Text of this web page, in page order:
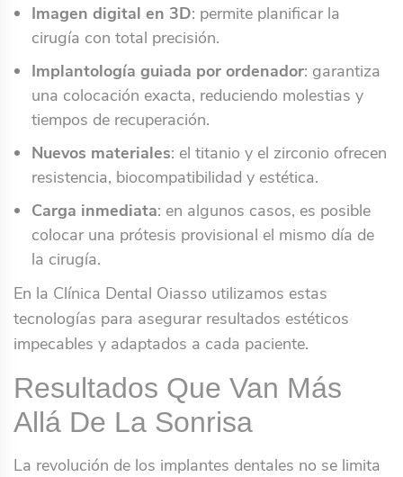
Imagen digital en 3D: permite planificar la
cirugía con total precisión.
Implantología guiada por ordenador: garantiza
una colocación exacta, reduciendo molestias y
tiempos de recuperación.
Nuevos materiales: el titanio y el zirconio ofrecen
resistencia, biocompatibilidad y estética.
Carga inmediata: en algunos casos, es posible
colocar una prótesis provisional el mismo día de
la cirugía.
En la Clínica Dental Oiasso utilizamos estas
tecnologías para asegurar resultados estéticos
impecables y adaptados a cada paciente.
Resultados Que Van Más
Allá De La Sonrisa
La revolución de los implantes dentales no se limita